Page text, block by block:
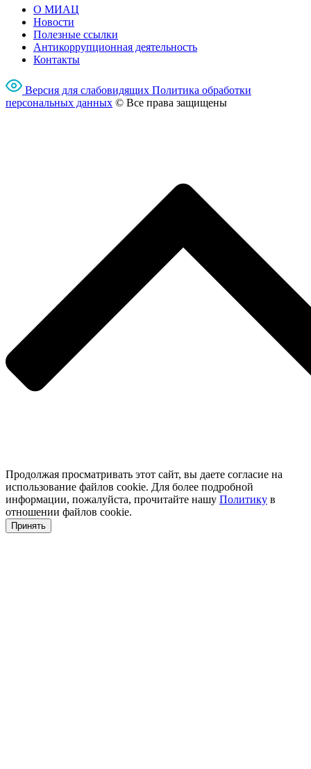
О МИАЦ
Новости
Полезные ссылки
Антикоррупционная деятельность
Контакты
Версия для слабовидящих Политика обработки
перcональных данных © Все права защищены
Продолжая просматривать этот сайт, вы даете согласие на
использование файлов cookie. Для более подробной
информации, пожалуйста, прочитайте нашу Политику в
отношении файлов cookie.
Принять